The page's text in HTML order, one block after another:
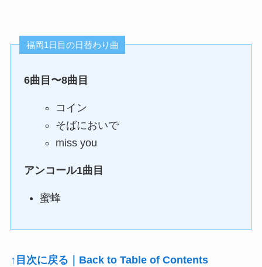
福岡1日目の日替わり曲
6曲目〜8曲目
コイン
そばにおいで
miss you
アンコール1曲目
蜜蜂
↑目次に戻る｜Back to Table of Contents